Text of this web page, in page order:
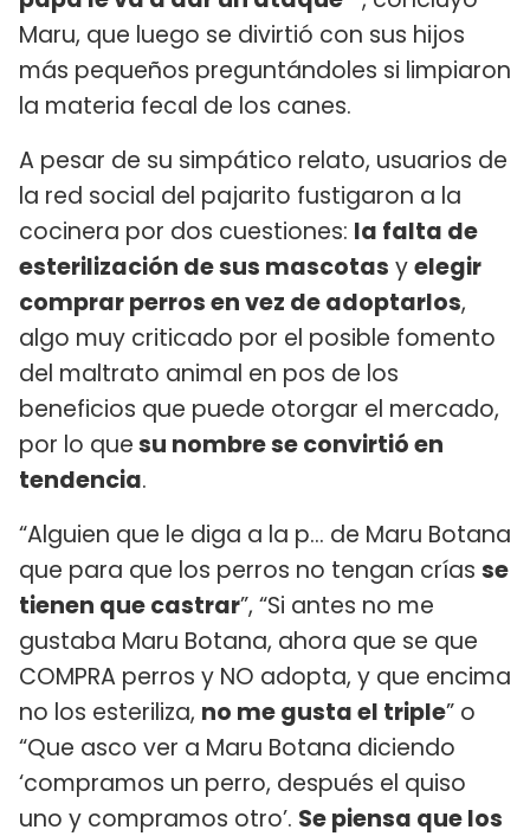
Maru, que luego se divirtió con sus hijos
más pequeños preguntándoles si limpiaron
la materia fecal de los canes.
A pesar de su simpático relato, usuarios de
la red social del pajarito fustigaron a la
cocinera por dos cuestiones: la falta de
esterilización de sus mascotas yelegir
comprar perros en vez de adoptarlos,
algo muy criticado por el posible fomento
del maltrato animal en pos de los
beneficios que puede otorgar el mercado,
por lo quesu nombre se convirtió en
tendencia.
“Alguien que le diga a la p… de Maru Botana
que para que los perros no tengan crías se
tienen que castrar”, “Si antes no me
gustaba Maru Botana, ahora que se que
COMPRA perros y NO adopta, y que encima
no los esteriliza, no me gusta el triple” o
“Que asco ver a Maru Botana diciendo
‘compramos un perro, después el quiso
uno y compramos otro’. Se piensa que los